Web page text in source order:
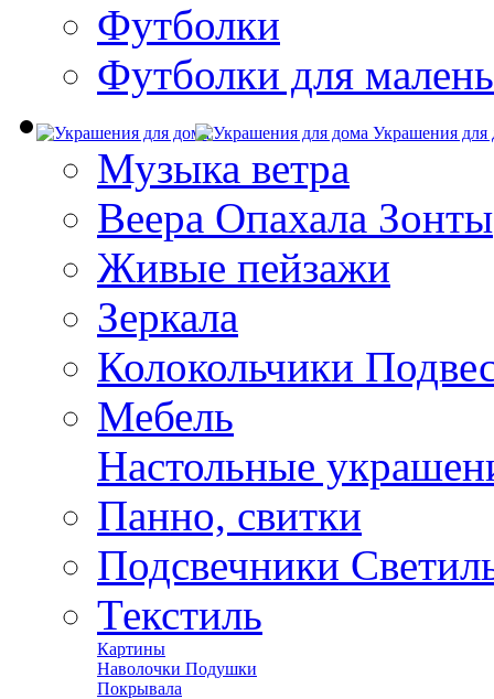
Футболки
Футболки для
Украшения для
Музыка ветра
Веера Опахала Зонты
Живые пейзажи
Зеркала
Колокольчики
Мебель
Настольные
Панно, свитки
Подсвечники
Текстиль
Картины
Наволочки Подушки
Покрывала